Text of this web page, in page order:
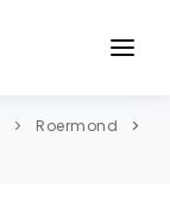
Roermond